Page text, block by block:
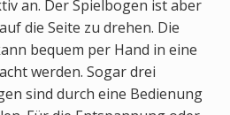
an. Der Spielbogen ist aber
die Seite zu drehen. Die
bequem per Hand in eine
werden. Sogar drei
sind durch eine Bedienung